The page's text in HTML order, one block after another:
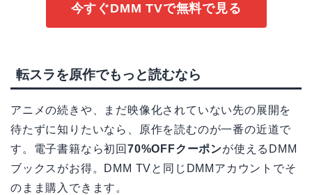
今すぐDMM TVで無料で見る
転スラを原作でもっと読むなら
アニメの続きや、まだ映像化されていない先の展開を
待たずに知りたいなら、原作を読むのが一番の近道で
す。電子書籍なら初回 70%OFFクーポンが使えるDMM
ブックスがお得。DMM TVと同じDMMアカウントでそ
のまま購入できます。